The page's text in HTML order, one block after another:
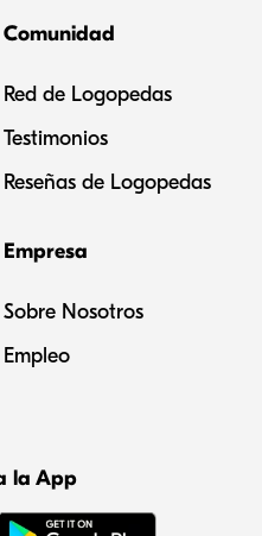
Comunidad
Red de Logopedas
Testimonios
Reseñas de Logopedas
Empresa
Sobre Nosotros
Empleo
la App